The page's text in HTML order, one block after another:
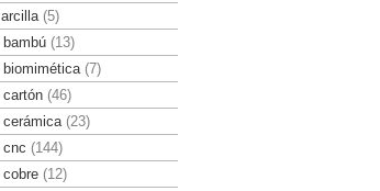
(5)
(13)
(7)
(46)
(23)
cnc (144)
(12)